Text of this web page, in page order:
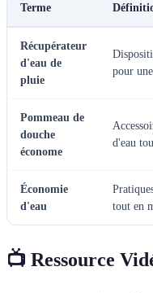
Terme
Récupérateur
d'eau de
pluie
pour
Pommeau de
douche
économe
d'eau
Économie
d'eau
tout en
📺 Ressource